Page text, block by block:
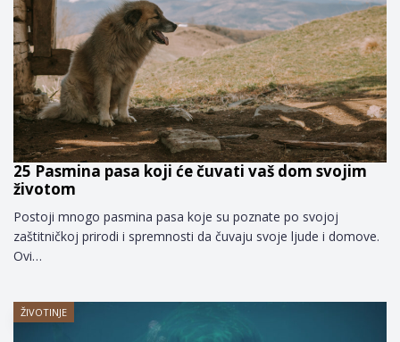
25 Pasmina pasa koji će čuvati vaš dom svojim
životom
Postoji mnogo pasmina pasa koje su poznate po svojoj
zaštitničkoj prirodi i spremnosti da čuvaju svoje ljude i domove.
Ovi…
ŽIVOTINJE